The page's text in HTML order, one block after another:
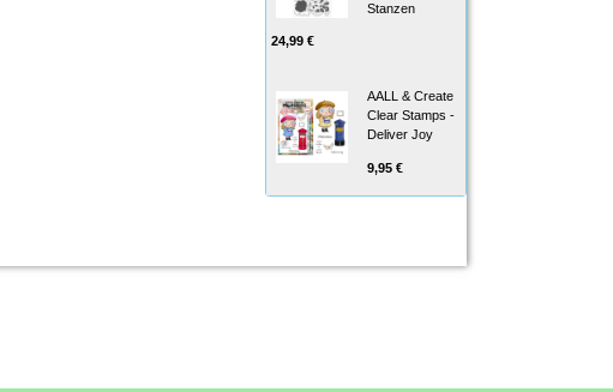
Stanzen
24,99 €
AALL & Create
Clear Stamps -
Deliver Joy
9,95 €